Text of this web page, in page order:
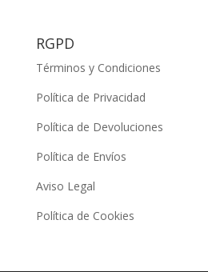
RGPD
Términos y Condiciones
Política de Privacidad
Política de Devoluciones
Política de Envíos
Aviso Legal
Política de Cookies